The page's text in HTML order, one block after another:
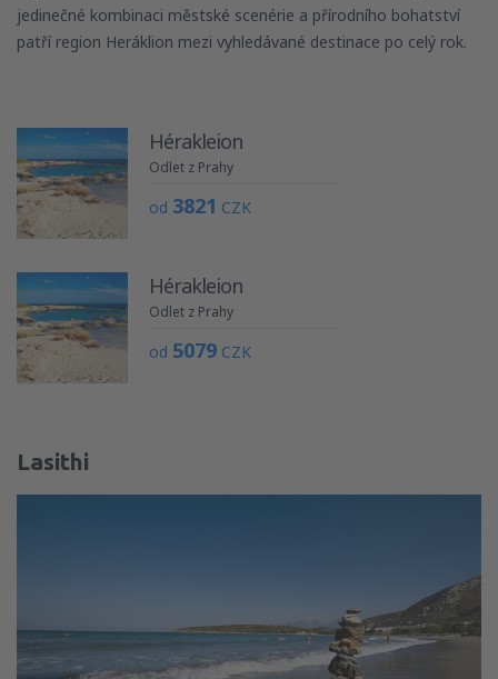
jedinečné kombinaci městské scenérie a přírodního bohatství
patří region Heráklion mezi vyhledávané destinace po celý rok.
Hérakleion
Odlet z Prahy
od 3821 CZK
Hérakleion
Odlet z Prahy
od 5079 CZK
Lasithi